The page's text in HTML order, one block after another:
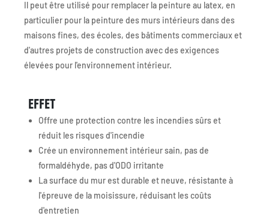
Il peut être utilisé pour remplacer la peinture au latex, en
particulier pour la peinture des murs intérieurs dans des
maisons fines, des écoles, des bâtiments commerciaux et
d'autres projets de construction avec des exigences
élevées pour l'environnement intérieur.
EFFET
Offre une protection contre les incendies sûrs et
réduit les risques d'incendie
Crée un environnement intérieur sain, pas de
formaldéhyde, pas d'ODO irritante
La surface du mur est durable et neuve, résistante à
l'épreuve de la moisissure, réduisant les coûts
d'entretien